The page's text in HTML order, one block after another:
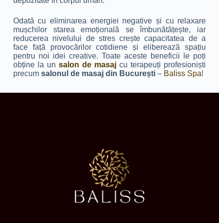
Odată cu eliminarea energiei negative și cu relaxare
mușchilor starea emoțională se îmbunătățește, iar
reducerea nivelului de stres crește capacitatea de a
face față provocărilor cotidiene și eliberează spațiu
pentru noi idei creative. Toate aceste beneficii le poți
obține la un salon de masaj cu terapeuți profesioniști
precum salonul de masaj din București– Baliss Spa!